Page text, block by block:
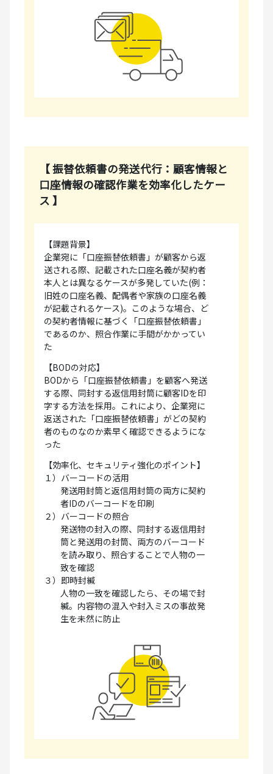
【 振替依頼書の発送代行：顧客情報と
口座情報の確認作業を効率化したケー
ス 】
【課題背景】
企業宛に「口座振替依頼書」が顧客から返
送される際、記載された口座名義が契約者
本人とは異なるケースが多発していた(例：
旧姓の口座名義、配偶者や家族の口座名義
が記載されるケース)。このような場合、ど
の契約者情報に基づく「口座振替依頼書」
であるのか、照合作業に手間がかかってい
た
【BODの対応】
BODから「口座振替依頼書」を顧客へ発送
する際、同封する返信用封筒に顧客IDを印
字する方法を採用。これにより、企業宛に
返送された「口座振替依頼書」がどの契約
者のものなのか素早く確認できるようにな
った
【効率化、セキュリティ強化のポイント】
１）バーコードの活用
発送用封筒と返信用封筒の両方に契約
者IDのバーコードを印刷
２）バーコードの照合
発送物の封入の際、同封する返信用封
筒と発送用の封筒、両方のバーコード
を読み取り、照合することで人物の一
致を確認
３）即時封緘
人物の一致を確認したら、その場で封
緘。内容物の混入や封入ミスの事故発
生を未然に防止